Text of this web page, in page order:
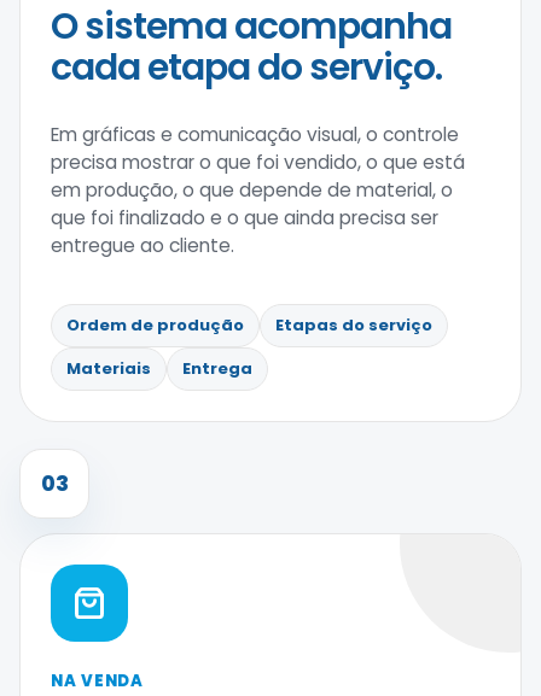
O sistema acompanha
cada etapa do serviço.
Em gráficas e comunicação visual, o controle
precisa mostrar o que foi vendido, o que está
em produção, o que depende de material, o
que foi finalizado e o que ainda precisa ser
entregue ao cliente.
Ordem de produção
Etapas do serviço
Materiais
Entrega
03
NA VENDA